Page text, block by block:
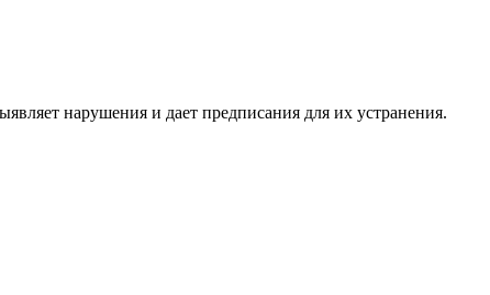
нарушения и дает предписания для их устранения.